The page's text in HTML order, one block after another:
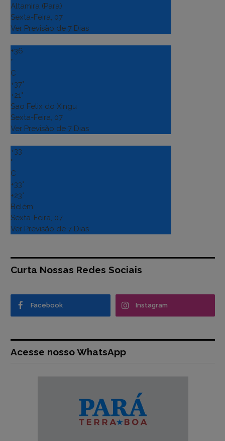
Altamira (Para)
Sexta-Feira, 07
Ver Previsão de 7 Dias
+36
°
C
+37°
+21°
Sao Felix do Xingu
Sexta-Feira, 07
Ver Previsão de 7 Dias
+33
°
C
+33°
+23°
Belém
Sexta-Feira, 07
Ver Previsão de 7 Dias
Curta Nossas Redes Sociais
Facebook Instagram
Acesse nosso WhatsApp